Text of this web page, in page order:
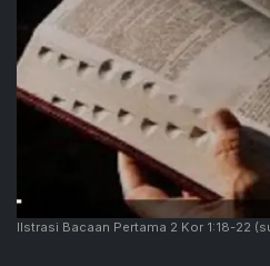
Ilstrasi Bacaan Pertama 2 Kor 1:18-22